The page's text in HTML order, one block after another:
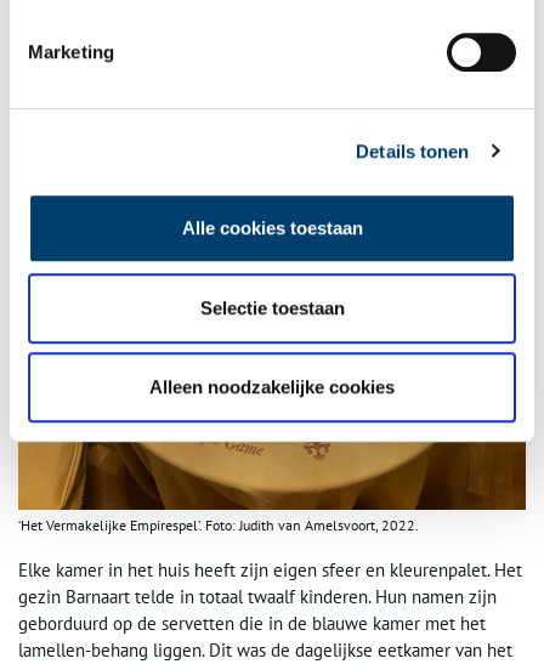
Marketing
Details tonen
Alle cookies toestaan
Selectie toestaan
Alleen noodzakelijke cookies
het kostte destijds 19.000 gulden. In deze ruimte staat in het
midden een tafel met stoelen, waar bezoekers aan mogen gaan
‘Het Vermakelijke Empirespel’. Foto: Judith van Amelsvoort, 2022.
Elke kamer in het huis heeft zijn eigen sfeer en kleurenpalet. Het
gezin Barnaart telde in totaal twaalf kinderen. Hun namen zijn
geborduurd op de servetten die in de blauwe kamer met het
lamellen-behang liggen. Dit was de dagelijkse eetkamer van het